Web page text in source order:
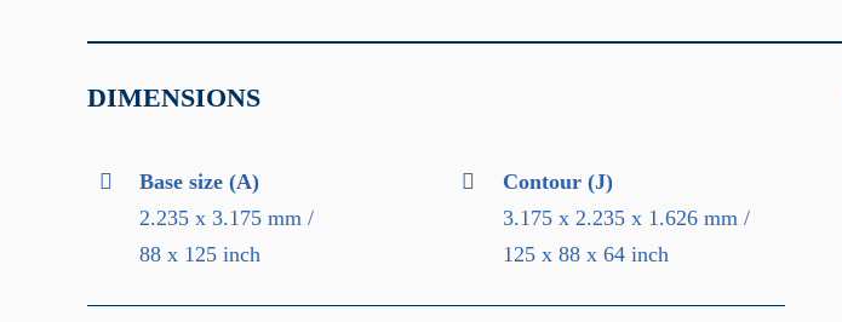
DIMENSIONS
Base size (A)
2.235 x 3.175 mm /
88 x 125 inch
Contour (J)
3.175 x 2.235 x 1.626 mm /
125 x 88 x 64 inch